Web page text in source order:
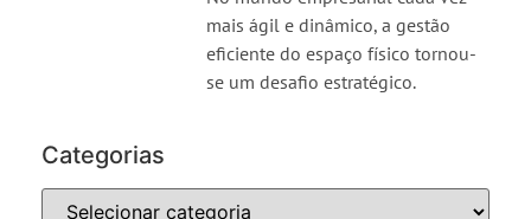
mais ágil e dinâmico, a gestão
eficiente do espaço físico tornou-
se um desafio estratégico.
Categorias